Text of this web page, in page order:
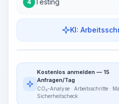
4 Testing
KI:
Work Steps
~15-30 Sek.
Kostenlos anmelden — 15
Anfragen/Tag
CO₂-Analyse · Arbeitsschritte ·
Sicherheitscheck